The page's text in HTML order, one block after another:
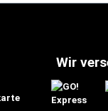
Wir